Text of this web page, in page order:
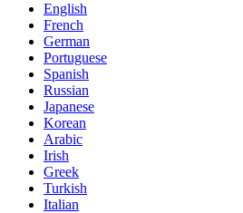
English
French
German
Portuguese
Spanish
Russian
Japanese
Korean
Arabic
Irish
Greek
Turkish
Italian